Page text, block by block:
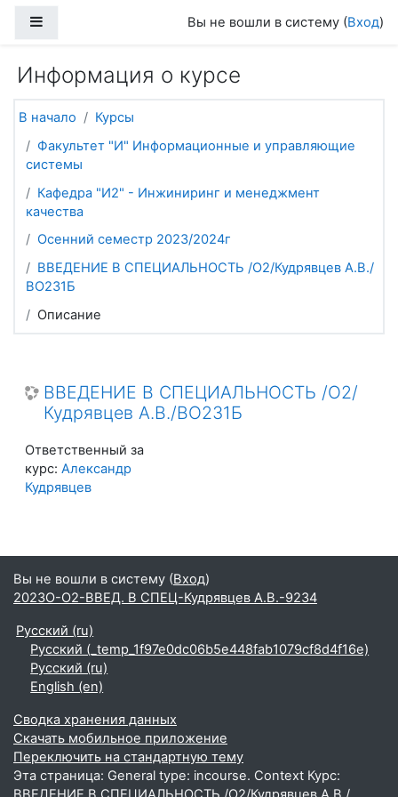
Вы не вошли в систему (Вход)
Информация о курсе
В начало
Курсы
Факультет "И" Информационные и управляющие
системы
Кафедра "И2" - Инжиниринг и менеджмент
качества
Осенний семестр 2023/2024г
ВВЕДЕНИЕ В СПЕЦИАЛЬНОСТЬ /О2/Кудрявцев А.В./
ВО231Б
Описание
ВВЕДЕНИЕ В СПЕЦИАЛЬНОСТЬ /О2/
Кудрявцев А.В./ВО231Б
Ответственный за
курс: Александр
Кудрявцев
Вы не вошли в систему (Вход)
2023О-О2-ВВЕД. В СПЕЦ-Кудрявцев А.В.-9234
Русский ‎(ru)‎
Русский ‎(_temp_1f97e0dc06b5e448fab1079cf8d4f16e)‎
Русский ‎(ru)‎
English ‎(en)‎
Сводка хранения данных
Скачать мобильное приложение
Переключить на стандартную тему
Эта страница: General type: incourse. Context Курс: